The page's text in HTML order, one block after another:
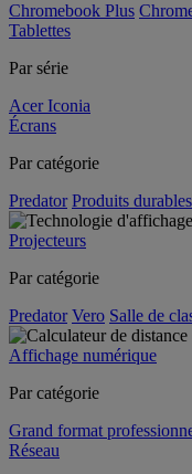
Chromebook Plus
Tablettes
Par série
Acer Iconia
Écrans
Par catégorie
Predator Produits durables
Projecteurs
Par catégorie
Predator Vero Salle de
Affichage numérique
Par catégorie
Grand format
Réseau